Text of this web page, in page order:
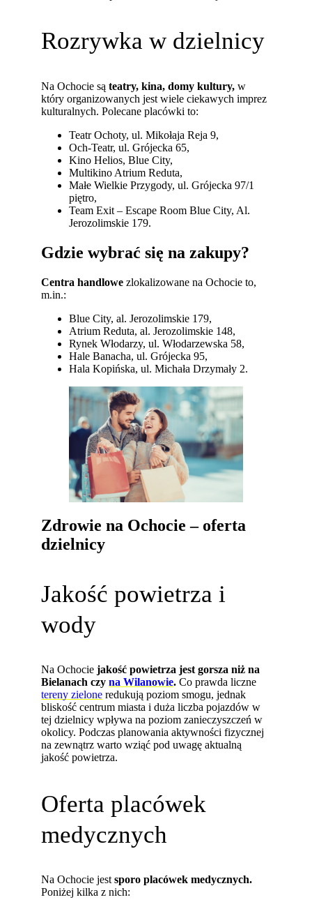
Rozrywka w dzielnicy
Na Ochocie sąteatry, kina, domy kultury, w
który organizowanych jest wiele ciekawych imprez
kulturalnych. Polecane placówki to:
Teatr Ochoty, ul. Mikołaja Reja 9,
Och-Teatr, ul. Grójecka 65,
Kino Helios, Blue City,
Multikino Atrium Reduta,
Małe Wielkie Przygody, ul. Grójecka 97/1
piętro,
Team Exit – Escape Room Blue City, Al.
Jerozolimskie 179.
Gdzie wybrać się na zakupy?
Centra handlowe zlokalizowane na Ochocie to,
m.in.:
Blue City, al. Jerozolimskie 179,
Atrium Reduta, al. Jerozolimskie 148,
Rynek Włodarzy, ul. Włodarzewska 58,
Hale Banacha, ul. Grójecka 95,
Hala Kopińska, ul. Michała Drzymały 2.
Zdrowie na Ochocie – oferta
dzielnicy
Jakość powietrza i
wody
Na Ochociejakość powietrza jest gorsza niż na
Bielanach czyna Wilanowie. Co prawda liczne
tereny zielone redukują poziom smogu, jednak
bliskość centrum miasta i duża liczba pojazdów w
tej dzielnicy wpływa na poziom zanieczyszczeń w
okolicy. Podczas planowania aktywności fizycznej
na zewnątrz warto wziąć pod uwagę aktualną
jakość powietrza.
Oferta placówek
medycznych
Na Ochocie jestsporo placówek medycznych.
Poniżej kilka z nich: